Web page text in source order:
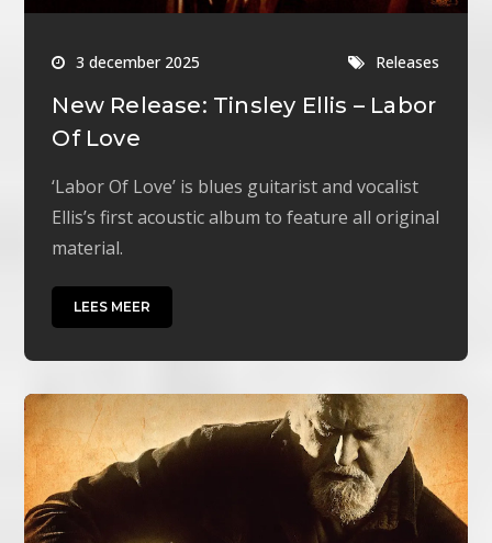
3 december 2025 Releases
New Release: Tinsley Ellis – Labor
Of Love
‘Labor Of Love’ is blues guitarist and vocalist
Ellis’s first acoustic album to feature all original
material.
LEES MEER